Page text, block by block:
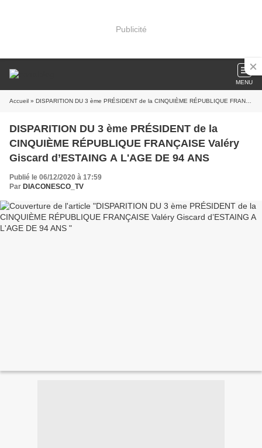
Publicité
MENU
Accueil » DISPARITION DU 3 ème PRÉSIDENT de la CINQUIÈME RÉPUBLIQUE FRANÇAISE Valéry Giscard d’ESTAING A L'AGE DE 94 ANS
DISPARITION DU 3 ème PRÉSIDENT de la
CINQUIÈME RÉPUBLIQUE FRANÇAISE Valéry
Giscard d’ESTAING A L'AGE DE 94 ANS
Publié le 06/12/2020 à 17:59
Par DIACONESCO_TV